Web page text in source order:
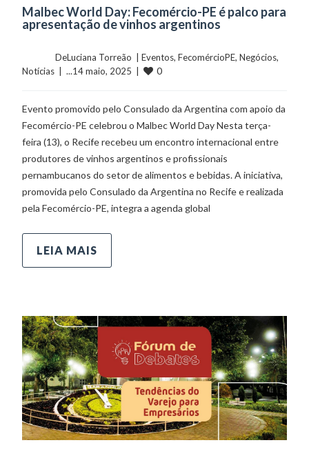
Malbec World Day: Fecomércio-PE é palco para
apresentação de vinhos argentinos
	    	DeLuciana Torreão  |
Eventos, FecomércioPE, Negócios
Notícias
  |  ...14 maio, 2025  |
0
Evento promovido pelo Consulado da Argentina com apoio da
Fecomércio-PE celebrou o Malbec World Day Nesta terça-
feira (13), o Recife recebeu um encontro internacional entre
produtores de vinhos argentinos e profissionais
pernambucanos do setor de alimentos e bebidas. A iniciativa,
promovida pelo Consulado da Argentina no Recife e realizada
pela Fecomércio-PE, integra a agenda global
LEIA MAIS